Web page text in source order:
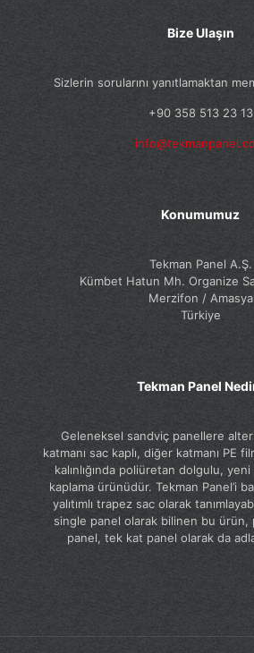
Bize Ulaşın
Sizlerin sorularını yanıtlamaktan
+90 358 513 23 13
Konumumuz
Tekman Panel A.Ş.
Kümbet Hatun Mh. Organize
Merzifon / Amasya
Türkiye
Tekman Panel
Geleneksel sandviç panellere
katmanı sac kaplı, diğer katmanı PE
kalınlığında poliüretan dolgulu,
kaplama ürünüdür. Tekman Panel’i
yalıtımlı trapez sac olarak
single panel olarak bilinen bu ürün,
panel, tek kat panel olarak da